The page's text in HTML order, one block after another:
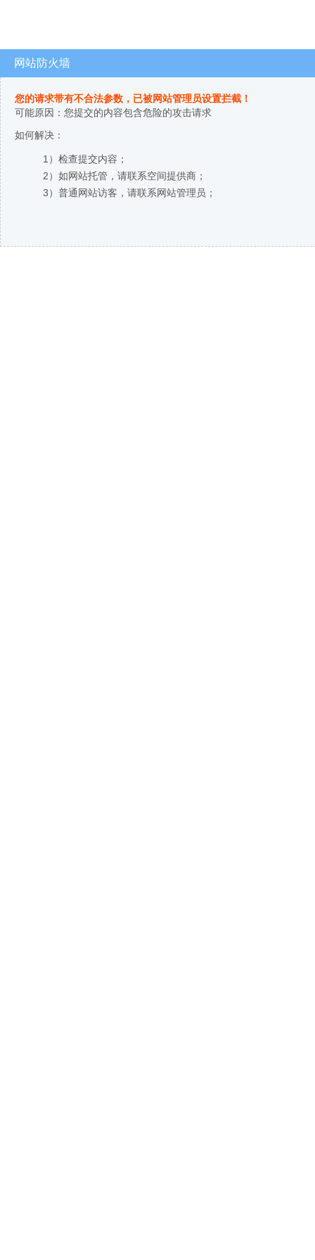
网站防火墙
您的请求带有不合法参数，已被网站管理员设置拦截！
可能原因：您提交的内容包含危险的攻击请求
如何解决：
1）检查提交内容；
2）如网站托管，请联系空间提供商；
3）普通网站访客，请联系网站管理员；